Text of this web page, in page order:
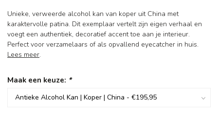
Unieke, verweerde alcohol kan van koper uit China met
karaktervolle patina. Dit exemplaar vertelt zijn eigen verhaal en
voegt een authentiek, decoratief accent toe aan je interieur.
Perfect voor verzamelaars of als opvallend eyecatcher in huis.
Lees meer.
Maak een keuze: *